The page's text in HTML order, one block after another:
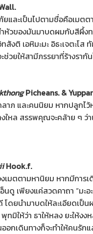
ละเป็นไปตามชื่อคือเมต
วของมันมาบดผมกับสีผึ้งท
งติ เอหิมะมะ อิธะเจตะโส
วยให้สามีภรรยาที่ร้างรา
Picheans. &
าภ และคนนิยม หากปลูกไ
หล สรรพคุณจะคล้าย ๆ ว่
Hook.f.
มตตามหานิยม หากมีการ
ดู เพียงแค่สวดคาถา “มะ
โดยนำมาบดให้ละเอียดเ
มิให้ว่า ธาให้หลง ยะให้งง
กเดินทางก็จะทำให้คนรักแ